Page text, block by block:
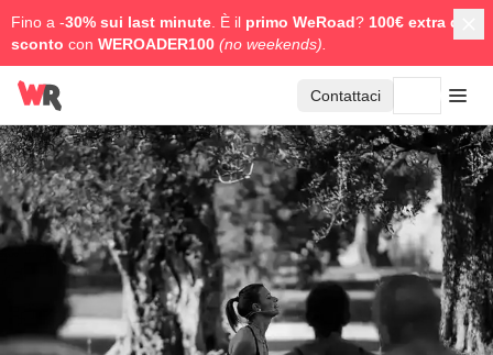
Fino a -30% sui last minute . È il primo WeRoad? 100€ extra di
sconto con WEROADER100 (no weekends).
Contattaci